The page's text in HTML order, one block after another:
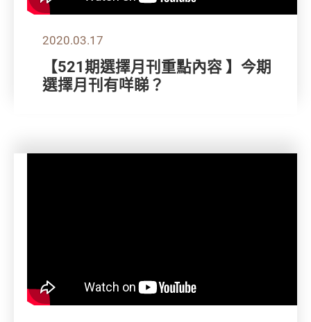
2020.03.17
【521期選擇月刊重點內容 】今期
選擇月刊有咩睇？